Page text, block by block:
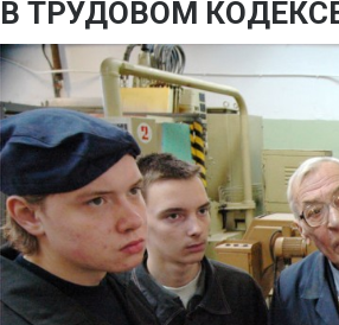
В ТРУДОВОМ